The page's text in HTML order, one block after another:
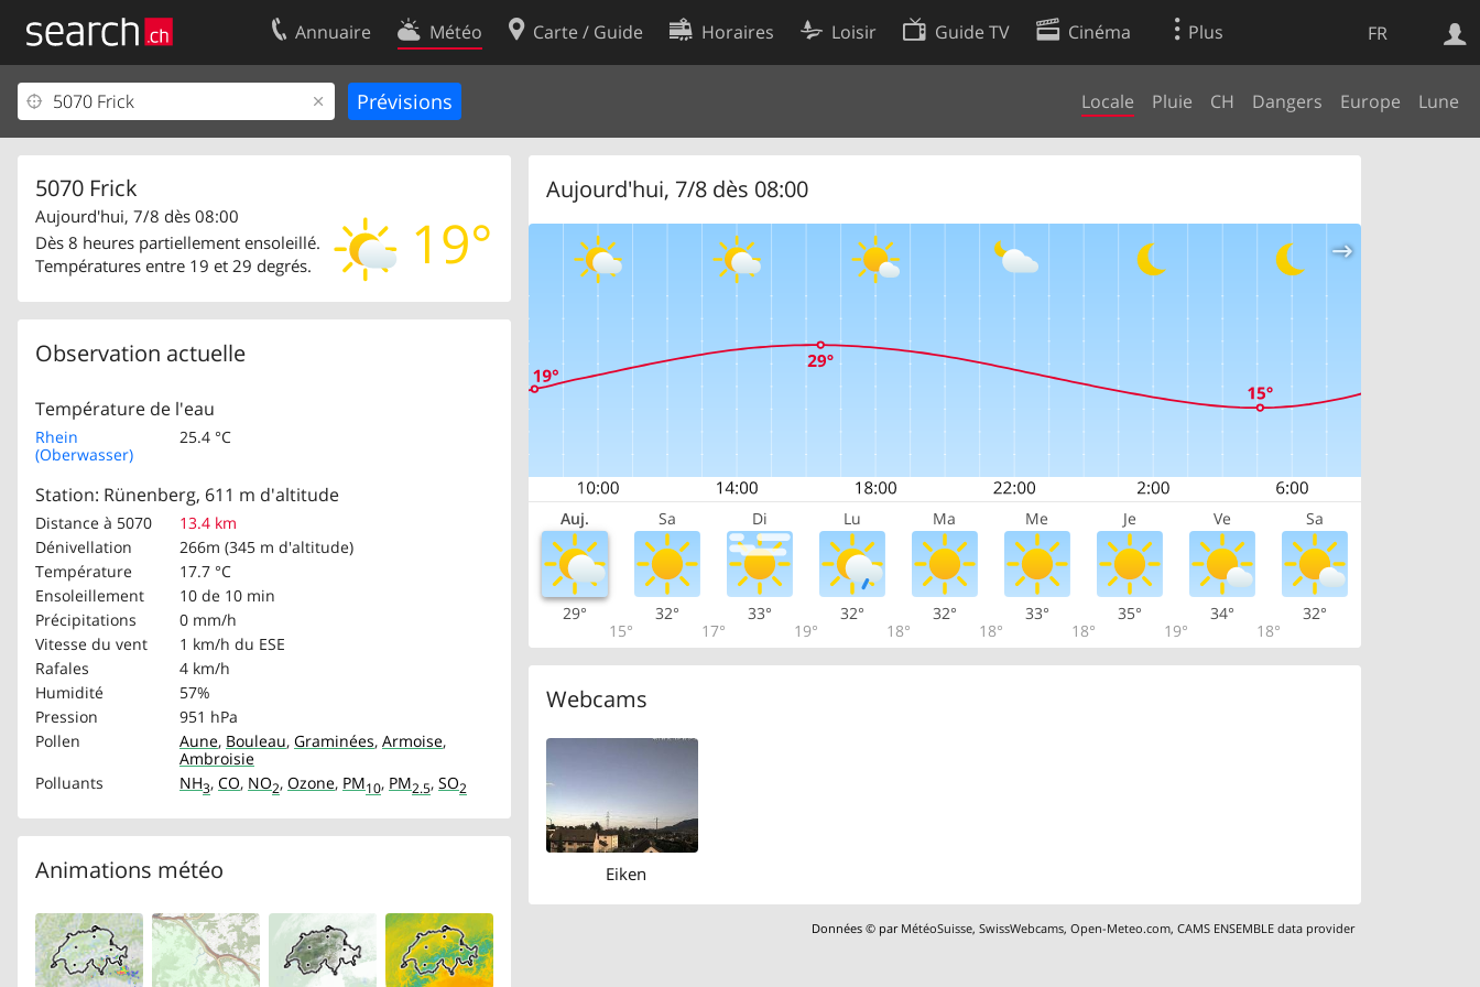
FR
Annuaire Météo Carte / Guide Horaires Loisir Guide TV Cinéma Plus
Locale Pluie CH Dangers Europe Lune
5070 Frick
19°
Aujourd'hui, 7/8 dès 08:00
Dès 8 heures partiellement ensoleillé.
Températures entre 19 et 29 degrés.
Observation actuelle
Température de l'eau
Rhein
(Oberwasser)
25.4 °C
Station: Rünenberg, 611 m d'altitude
Distance à 5070
13.4 km
Dénivellation
266m (345 m d'altitude)
Température
17.7 °C
Ensoleillement
10 de 10 min
Précipitations
0 mm/h
Vitesse du vent
1 km/h du ESE
Rafales
4 km/h
Humidité
57%
Pression
951 hPa
Pollen
Aune, Bouleau, Graminées, Armoise,
Ambroisie
Polluants
NH3, CO, NO2, Ozone, PM10, PM2.5, SO2
Animations météo
Aujourd'hui, 7/8 dès 08:00
Auj. Sa Di Lu Ma Me Je Ve Sa
29°
15°
32°
17°
33°
19°
32°
18°
32°
18°
33°
18°
35°
19°
34°
18°
32°
Webcams
Eiken
Données © par MétéoSuisse,SwissWebcams,Open-Meteo.com,CAMS ENSEMBLE data provider
Web
Votre inscription
Centre clients
Mentions Légales
Contact
Conditions d’utilisation
Préférences de cookies